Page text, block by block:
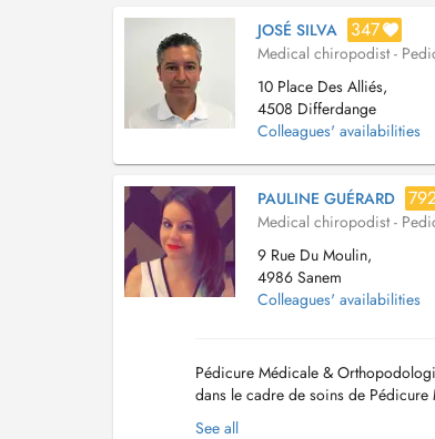
JOSÉ SILVA 347
Medical chiropodist -
10 Place Des Alliés,
4508 Differdange
Colleagues' availabilities
PAULINE GUÉRARD
Medical chiropodist -
9 Rue Du Moulin,
4986 Sanem
Colleagues' availabilities
Pédicure Médicale &
dans le cadre de soins de
axée sur l'évaluation précise des
See all